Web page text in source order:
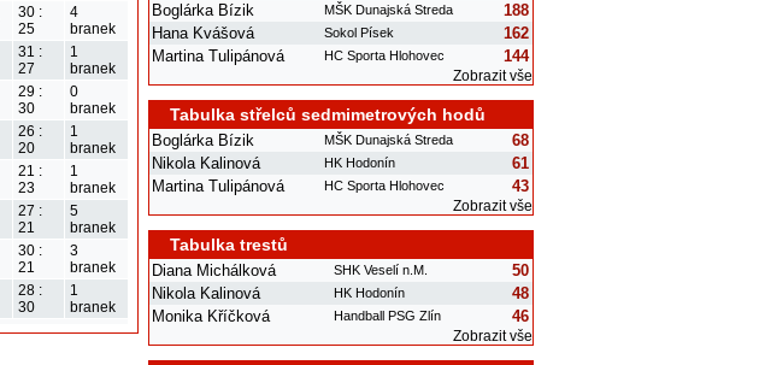
30 :
25
4
branek
31 :
27
1
branek
29 :
30
0
branek
26 :
20
1
branek
21 :
23
1
branek
27 :
21
5
branek
30 :
21
3
branek
28 :
30
1
branek
Boglárka Bízik MŠK Dunajská Streda
188
Hana Kvášová
Sokol Písek
162
Martina Tulipánová
HC Sporta Hlohovec 144
Zobrazit vše
Tabulka střelců sedmimetrových hodů
Boglárka Bízik MŠK Dunajská Streda
68
Nikola Kalinová
HK Hodonín
61
Martina Tulipánová
HC Sporta Hlohovec 43
Zobrazit vše
Tabulka trestů
Diana Michálková SHK Veselí n.M.
50
Nikola Kalinová
HK Hodonín
48
Monika Kříčková
Handball PSG Zlín 46
Zobrazit vše